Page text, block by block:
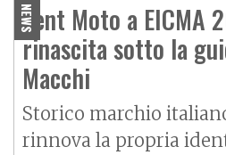
NEWS
Vent Moto a EICMA
rinascita sotto la
Macchi
Storico marchio
rinnova la propria